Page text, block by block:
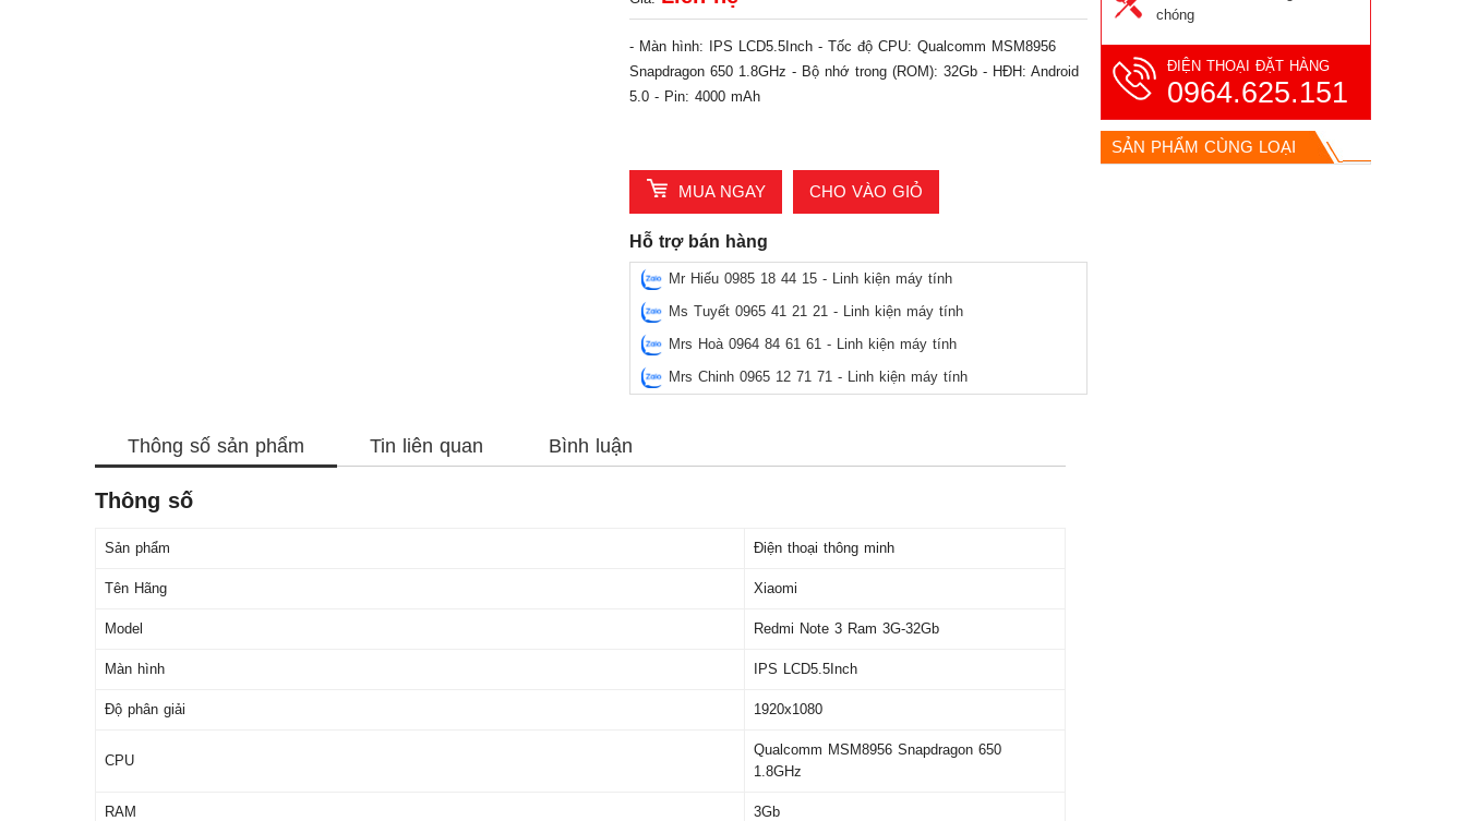
- Màn hình: IPS LCD5.5Inch - Tốc độ CPU: Qualcomm MSM8956
Snapdragon 650 1.8GHz - Bộ nhớ trong (ROM): 32Gb - HĐH: Android
5.0 - Pin: 4000 mAh
MUA NGAY CHO VÀO GIỎ
Hỗ trợ bán hàng
Mr Hiếu 0985 18 44 15 - Linh kiện máy tính
Ms Tuyết 0965 41 21 21 - Linh kiện máy tính
Mrs Hoà 0964 84 61 61 - Linh kiện máy tính
Mrs Chinh 0965 12 71 71 - Linh kiện máy tính
Thông số sản phẩm Tin liên quan Bình luận
Thông số
Sản phẩm Điện thoại thông minh
Tên Hãng Xiaomi
Model Redmi Note 3 Ram 3G-32Gb
Màn hình IPS LCD5.5Inch
Độ phân giải 1920x1080
CPU
Qualcomm MSM8956 Snapdragon 650
1.8GHz
RAM 3Gb
chóng
ĐIỆN THOẠI ĐẶT HÀNG
0964.625.151
SẢN PHẨM CÙNG LOẠI